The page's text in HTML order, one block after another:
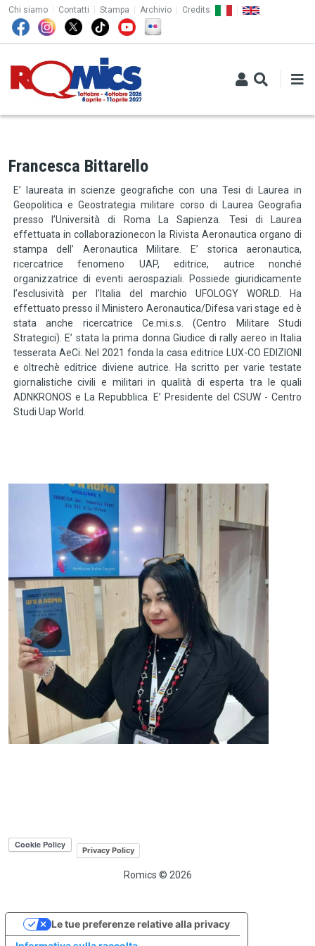
Salta al contenuto principale
TOP MENU
Chi siamo Contatti Stampa Archivio Credits
Francesca Bittarello
E’ laureata in scienze geografiche con una Tesi di Laurea in
Geopolitica e Geostrategia militare corso di Laurea Geografia
presso l’Università di Roma La Sapienza. Tesi di Laurea
effettuata in collaborazionecon la Rivista Aeronautica organo di
stampa dell’ Aeronautica Militare. E’ storica aeronautica,
ricercatrice fenomeno UAP, editrice, autrice nonché
organizzatrice di eventi aerospaziali. Possiede giuridicamente
l’esclusività per l’Italia del marchio UFOLOGY WORLD. Ha
effettuato presso il Ministero Aeronautica/Difesa vari stage ed è
stata anche ricercatrice Ce.mi.s.s. (Centro Militare Studi
Strategici). E’ stata la prima donna Giudice di rally aereo in Italia
tesserata AeCi. Nel 2021 fonda la casa editrice LUX-CO EDIZIONI
e oltrechè editrice diviene autrice. Ha scritto per varie testate
giornalistiche civili e militari in qualità di esperta tra le quali
ADNKRONOS e La Repubblica. E’ Presidente del CSUW - Centro
Studi Uap World.
Romics © 2026
Privacy Policy
Le tue preferenze relative alla privacy